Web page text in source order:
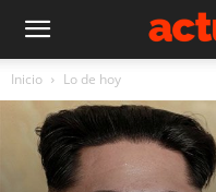
Inicio Lo de hoy